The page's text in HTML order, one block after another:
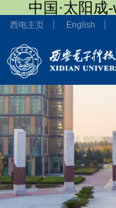
中国·太阳成
西电主页 English